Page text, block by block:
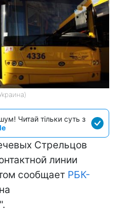
Читай тільки суть з
Стрельцов
линии
сообщает РБК-
".